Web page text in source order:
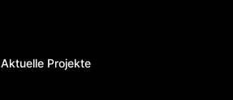
Aktuelle Projekte